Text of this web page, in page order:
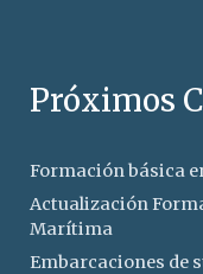
Próximos
Formación básica
Actualización
Marítima
Embarcaciones de